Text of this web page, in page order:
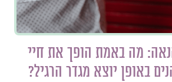
מה באמת הופך את חיי
באופן יוצא מגדר הרגיל?